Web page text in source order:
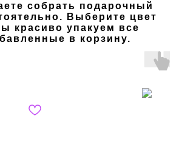
собрать подарочный
Выберите цвет
красиво упакуем все
в корзину.